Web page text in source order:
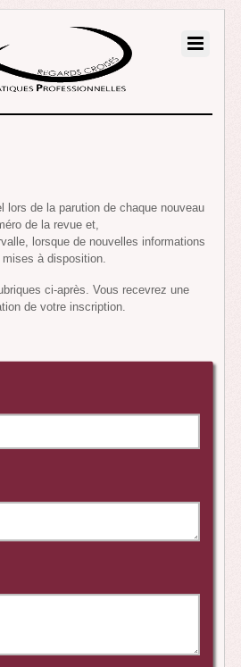
lors de la parution de chaque nouveau
de la revue et,
lorsque de nouvelles informations
à disposition.
ci-après. Vous recevrez une
de votre inscription.